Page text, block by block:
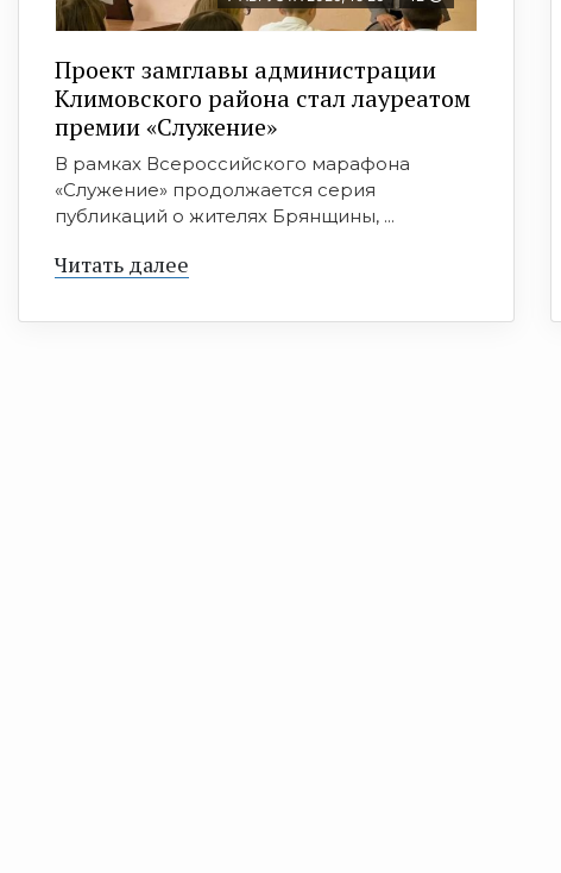
Проект замглавы администрации
Климовского района стал лауреатом
премии «Служение»
В рамках Всероссийского марафона
«Служение» продолжается серия
публикаций о жителях Брянщины, ...
Читать далее